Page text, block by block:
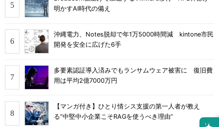
明かすAI時代の備え
沖縄電力、Notes脱却で年1万5000時間減 kintone市民
開発を安全に広げた6手
多要素認証導入済みでもランサムウェア被害に 復旧費
用は平均2億7000万円
【マンガ付き】ひとり情シス支援の第一人者が教え
る”中堅中小企業こそRAGを使うべき理由”